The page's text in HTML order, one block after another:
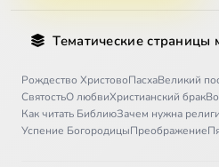
Тематические страницы
Рождество ХристовоПасхаВеликий
СвятостьО любвиХристианский брак
Как читать БиблиюЗачем нужна
Успение БогородицыПреображение